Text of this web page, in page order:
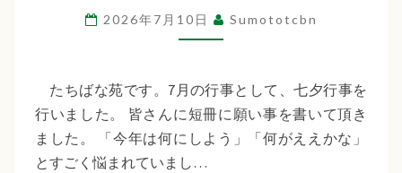
ば
な
『七
夕
行
2026年7月10日 Sumototcbn
たちばな苑です。7月の行事として、七夕行事を
行いました。 皆さんに短冊に願い事を書いて頂き
ました。 「今年は何にしよう」「何がええかな」
とすごく悩まれていまし…